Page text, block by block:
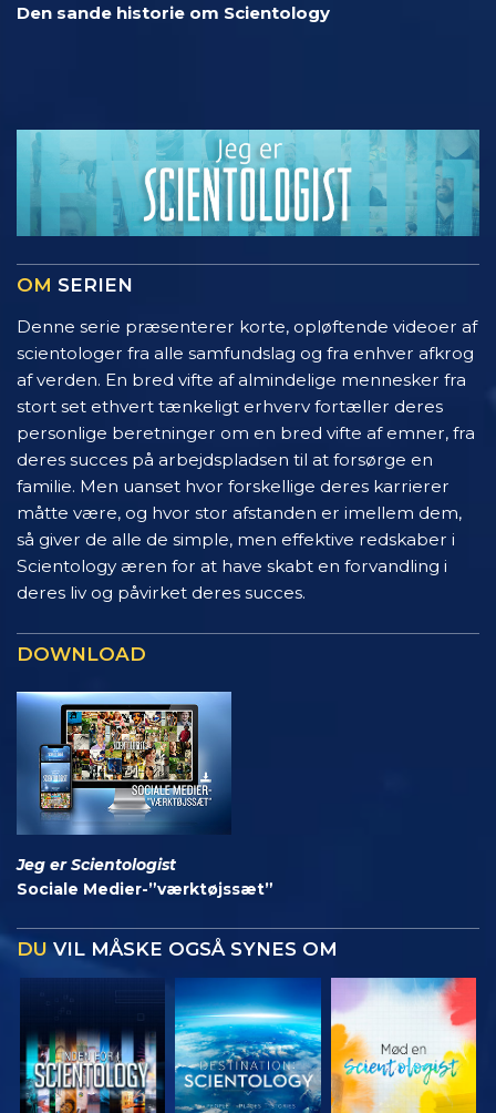
Den sande historie om Scientology
OM SERIEN
Denne serie præsenterer korte, opløftende videoer af
scientologer fra alle samfundslag og fra enhver afkrog
af verden. En bred vifte af almindelige mennesker fra
stort set ethvert tænkeligt erhverv fortæller deres
personlige beretninger om en bred vifte af emner, fra
deres succes på arbejdspladsen til at forsørge en
familie. Men uanset hvor forskellige deres karrierer
måtte være, og hvor stor afstanden er imellem dem,
så giver de alle de simple, men effektive redskaber i
Scientology æren for at have skabt en forvandling i
deres liv og påvirket deres succes.
DOWNLOAD
Jeg er Scientologist
Sociale Medier-”værktøjssæt”
DUVIL MÅSKE OGSÅ SYNES OM